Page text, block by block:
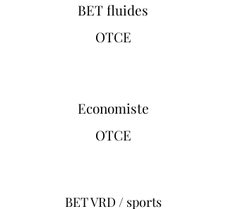
BET fluides
OTCE
Economiste
OTCE
BET VRD / sports